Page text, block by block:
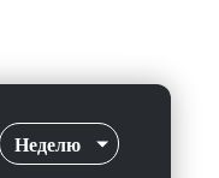
Неделю